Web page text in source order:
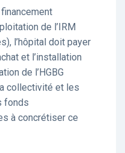
de l’IRM
l’hôpital doit payer
et l’installation
de l’HGBG
collectivité et les
fonds
à concrétiser ce